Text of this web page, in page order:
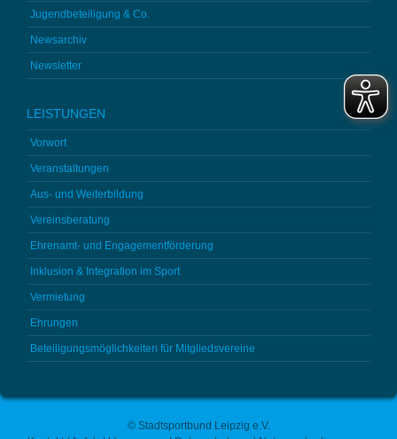
Jugendbeteiligung & Co.
Newsarchiv
Newsletter
LEISTUNGEN
Vorwort
Veranstaltungen
Aus- und Weiterbildung
Vereinsberatung
Ehrenamt- und Engagementförderung
Inklusion & Integration im Sport
Vermietung
Ehrungen
Beteiligungsmöglichkeiten für Mitgliedsvereine
© Stadtsportbund Leipzig e.V.